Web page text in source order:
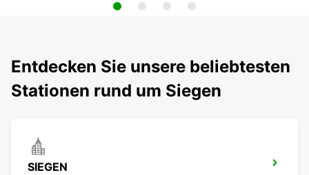
Entdecken Sie unsere beliebtesten
Stationen rund um Siegen
SIEGEN